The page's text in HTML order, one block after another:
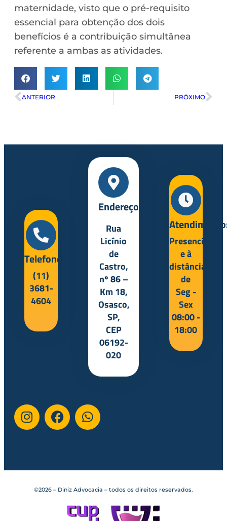
maternidade, visto que o pré-requisito
essencial para obtenção dos dois
benefícios é a contribuição simultânea
referente a ambas as atividades.
ANTERIOR PRÓXIMO
Telefone:
(11)
3681-
4604
Endereço:
Rua
Licínio
de
Castro,
nº 86 –
Km 18,
Osasco,
SP,
CEP
06192-
020
Presencial
e à
distância
de
Seg -
Sex
08:00 -
18:00
©2026 – Diniz Advocacia – todos os direitos reservados.